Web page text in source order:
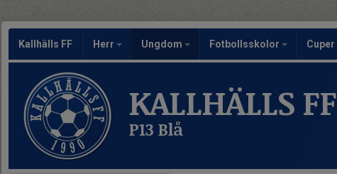
Kallhälls FF Herr Ungdom Fotbollsskolor Cuper
KALLHÄLLS FF
P13 Blå